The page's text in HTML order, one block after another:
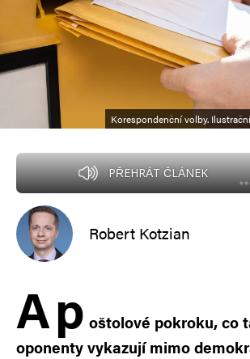
Korespondenční volby.
PŘEHRÁT ČLÁNEK
Robert Kotzian
Ap oštolové pokroku, co
oponenty vykazují mimo